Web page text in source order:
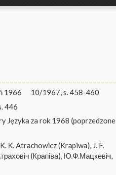
1966
10/1967, s. 458-460
446
Języka za rok 1968 (poprzedzone
K. Atrachowicz (Krapiwa), J. F.
(Крапіва), Ю.Ф.Мацкевіч,